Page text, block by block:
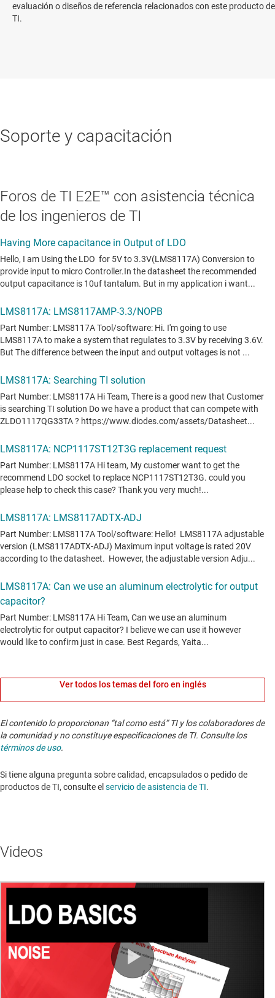
evaluación o diseños de referencia relacionados con este producto de
TI.
Soporte y capacitación
Foros de TI E2E™ con asistencia técnica
de los ingenieros de TI
Ver todos los temas del foro en inglés
El contenido lo proporcionan “tal como está” TI y los colaboradores de
la comunidad y no constituye especificaciones de TI. Consulte los
términos de uso.
Si tiene alguna pregunta sobre calidad, encapsulados o pedido de
productos de TI, consulte el servicio de asistencia de TI. ​​​​​​​​​​​​​​
Videos